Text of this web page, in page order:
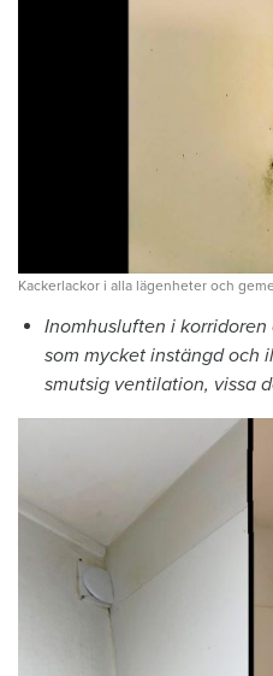
Kackerlackor i alla lägenheter och
Inomhusluften i
som mycket instängd och
smutsig ventilation, vissa